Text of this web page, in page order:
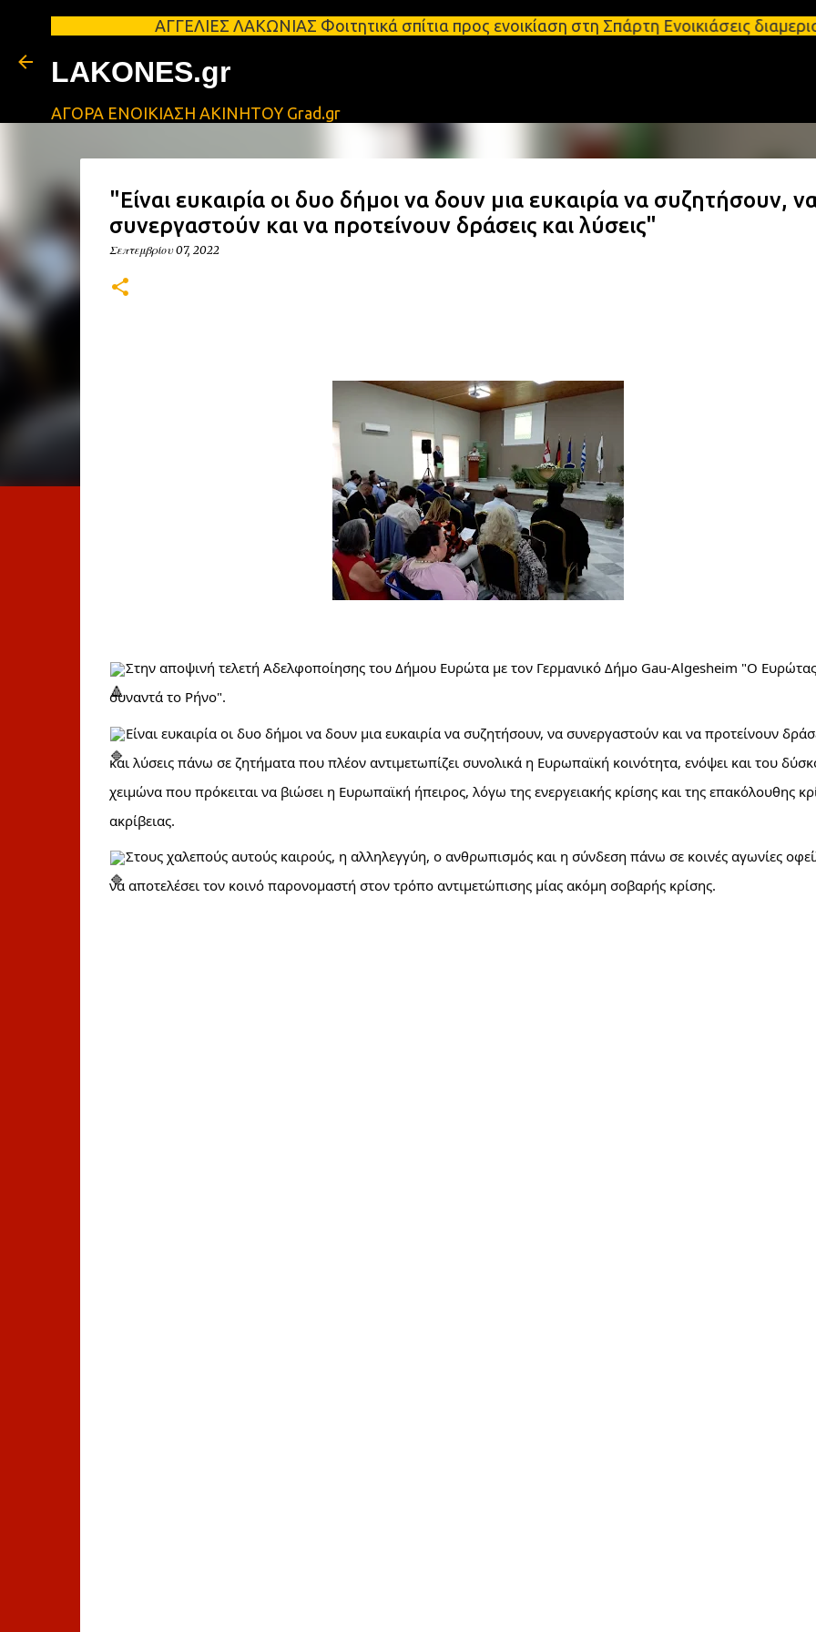
Μετάβαση στο κύριο περιεχόμενο
ΑΓΓΕΛΙΕΣ ΛΑΚΩΝΙΑΣ Φοιτητικά σπίτια προς ενοικίαση στη Σπάρτη Ενοικιάσεις
LAKONES.gr
ΑΓΟΡΑ ΕΝΟΙΚΙΑΣΗ ΑΚΙΝΗΤΟΥ Grad.gr
"Είναι ευκαιρία οι δυο δήμοι να δουν μια ευκαιρία να συζητήσουν,
συνεργαστούν και να προτείνουν δράσεις και λύσεις"
Σεπτεμβρίου 07, 2022
Στην αποψινή τελετή Αδελφοποίησης του Δήμου Ευρώτα με τον Γερμανικό Δήμο Gau-Algesheim "Ο Ευρώτας
συναντά το Ρήνο".
Είναι ευκαιρία οι δυο δήμοι να δουν μια ευκαιρία να συζητήσουν, να συνεργαστούν και να προτείνουν
και λύσεις πάνω σε ζητήματα που πλέον αντιμετωπίζει συνολικά η Ευρωπαϊκή κοινότητα, ενόψει και του
χειμώνα που πρόκειται να βιώσει η Ευρωπαϊκή ήπειρος, λόγω της ενεργειακής κρίσης και της επακόλουθης
ακρίβειας.
Στους χαλεπούς αυτούς καιρούς, η αλληλεγγύη, ο ανθρωπισμός και η σύνδεση πάνω σε κοινές αγωνίες
να αποτελέσει τον κοινό παρονομαστή στον τρόπο αντιμετώπισης μίας ακόμη σοβαρής κρίσης.